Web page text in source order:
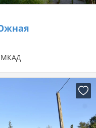
ул. Центральная